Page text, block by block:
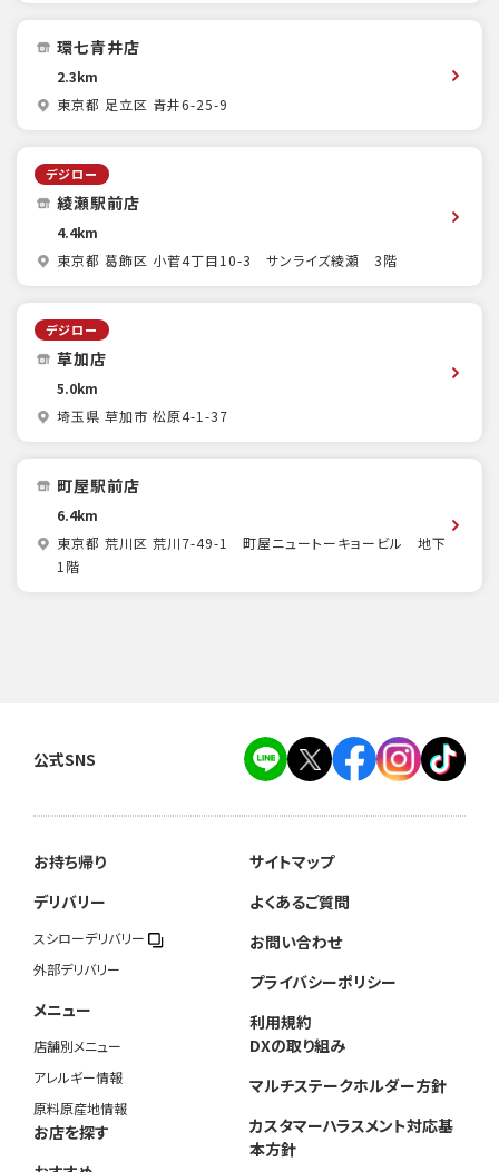
環七青井店
2.3km
東京都 足立区 青井6-25-9
デジロー
綾瀬駅前店
4.4km
東京都 葛飾区 小菅4丁目10-3 サンライズ綾瀬 3階
デジロー
草加店
5.0km
埼玉県 草加市 松原4-1-37
町屋駅前店
6.4km
東京都 荒川区 荒川7-49-1 町屋ニュートーキョービル 地下
1階
公式SNS
お持ち帰り
デリバリー
スシローデリバリー
外部デリバリー
メニュー
店舗別メニュー
アレルギー情報
原料原産地情報
お店を探す
サイトマップ
よくあるご質問
お問い合わせ
プライバシーポリシー
利用規約
DXの取り組み
マルチステークホルダー方針
カスタマーハラスメント対応基
本方針